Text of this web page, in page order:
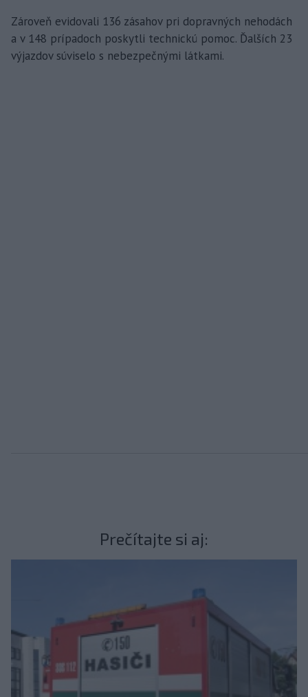
Zároveň evidovali 136 zásahov pri dopravných nehodách
a v 148 prípadoch poskytli technickú pomoc. Ďalších 23
výjazdov súviselo s nebezpečnými látkami.
Prečítajte si aj: